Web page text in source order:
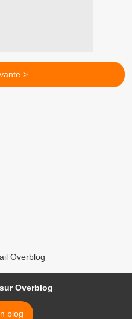
>
Overblog
Overblog
blog